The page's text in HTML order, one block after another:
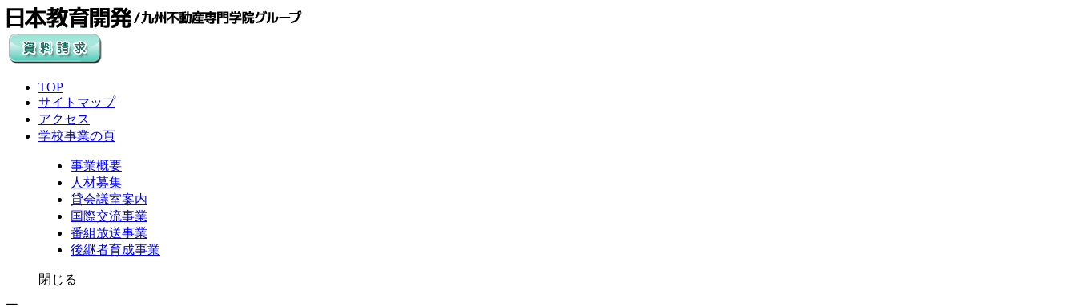
TOP
サイトマップ
アクセス
学校事業の頁
事業概要
人材募集
貸会議室案内
国際交流事業
番組放送事業
後継者育成事業
閉じる